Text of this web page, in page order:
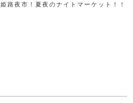
姫路夜市！夏夜のナイトマーケット！！